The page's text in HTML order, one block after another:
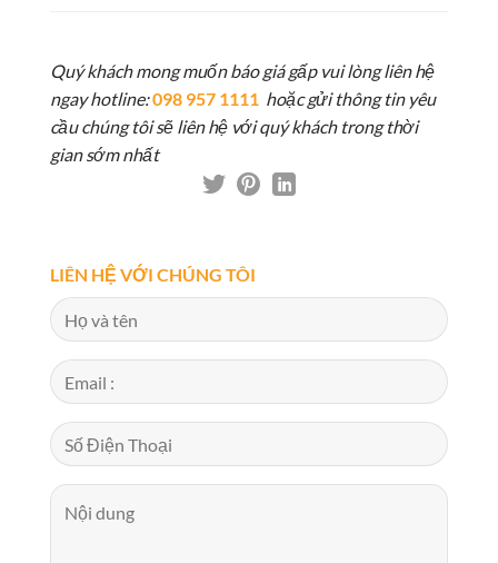
Quý khách mong muốn báo giá gấp vui lòng liên hệ
ngay hotline:098 957 1111 hoặc gửi thông tin yêu
cầu chúng tôi sẽ liên hệ với quý khách trong thời
gian sớm nhất
LIÊN HỆ VỚI CHÚNG TÔI